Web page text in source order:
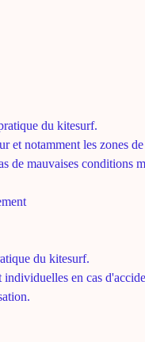
du kitesurf.
et notamment les zones
de mauvaises conditions
du kitesurf.
en cas